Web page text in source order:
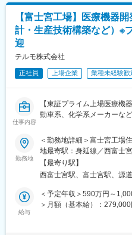
■テルモの愛鷹工場について
愛鷹工場はテルモの生産を
治療に用いられる多品種な
肺）など、研究開発から製
ア75％。その他にも世界ト
います。
変更の範囲：会社の定める
観点、証跡の整備）
・デザインレビュー（設計
の質向上、再発防止）
支援
チェーンの改善、およびサ
■業務の魅力・キャリアパス
改善に関われます。将来的
もしくはマネージャーとし
■愛鷹工場について
治療に用いられる多品種な
肺）など、研究開発から製
【富士宮工場】医療機器
計・生産技術構築など）※
迎
テルモ株式会社
正社員 上場企業 業種未経験歓
仕事内容
【東証プライム上場医療機
動車系、化学系メーカーな
担うテルモで最も歴史ある工
■業務内容：
外科領域における事業拡大
開、既存品の増産に対応す
ジニアを募集します。
＜具体的な業務例＞
勤務地
＜勤務地詳細＞富士宮工場
地最寄駅：身延線／西富士
の範囲：会社の定める事業所
【最寄り駅】
西富士宮駅、富士宮駅、源
給与
＜予定年収＞590万円～
＞月額（基本給）：